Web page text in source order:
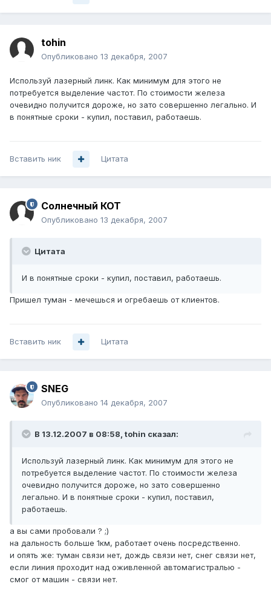
tohin
Опубликовано 13 декабря, 2007
Используй лазерный линк. Как минимум для этого не
потребуется выделение частот. По стоимости железа
очевидно получится дороже, но зато совершенно легально. И
в понятные сроки - купил, поставил, работаешь.
Вставить ник Цитата
Солнечный КОТ
Опубликовано 13 декабря, 2007
Цитата
И в понятные сроки - купил, поставил, работаешь.
Пришел туман - мечешься и огребаешь от клиентов.
Вставить ник Цитата
SNEG
Опубликовано 14 декабря, 2007
В 13.12.2007 в 08:58, tohin сказал:
Используй лазерный линк. Как минимум для этого не
потребуется выделение частот. По стоимости железа
очевидно получится дороже, но зато совершенно
легально. И в понятные сроки - купил, поставил,
работаешь.
а вы сами пробовали ? ;)
на дальность больше 1км, работает очень посредственно.
и опять же: туман связи нет, дождь связи нет, снег связи нет,
если линия проходит над оживленной автомагистралью -
смог от машин - связи нет.